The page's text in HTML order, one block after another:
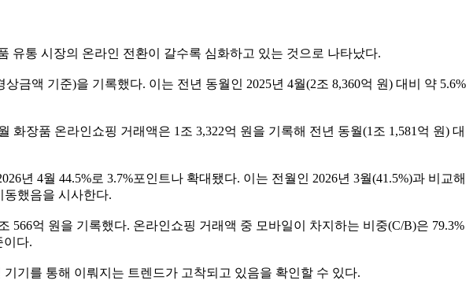
유통 시장의 온라인 전환이 갈수록 심화하고 있는 것으로 나타났다.
금액 기준)을 기록했다. 이는 전년 동월인 2025년 4월(2조 8,360억 원) 대비 약 5.6%
장품 온라인쇼핑 거래액은 1조 3,322억 원을 기록해 전년 동월(1조 1,581억 원) 대
년 4월 44.5%로 3.7%포인트나 확대됐다. 이는 전월인 2026년 3월(41.5%)과 비교해
동했음을 시사한다.
억 원을 기록했다. 온라인쇼핑 거래액 중 모바일이 차지하는 비중(C/B)은 79.3%
이다.
기를 통해 이뤄지는 트렌드가 고착되고 있음을 확인할 수 있다.